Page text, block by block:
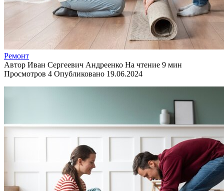
Ремонт
Автор Иван Сергеевич Андреенко На чтение 9 мин
Просмотров 4 Опубликовано 19.06.2024